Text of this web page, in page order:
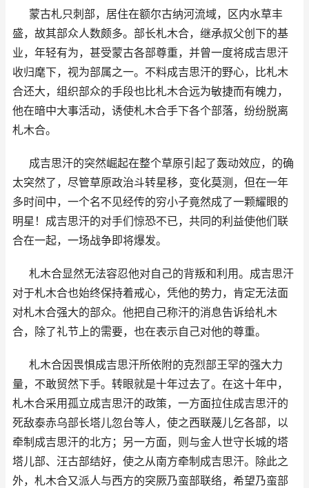
蒙古札只刺部，居住在额尔古纳河流域，区内水草丰
盛，故其部众人数颇多。部长札木合，继承叔父创下的基
业，年轻有为，甚受蒙古各部尊重，并曾一度将成吉思汗
收归麾下，视为部属之一。不料成吉思汗的野心，比札木
合还大，组织部众的手段也比札木合远为敏捷而有魄力，
他在暗中大事活动，诱使札木合手下各个部落，纷纷脱离
札木合。
成吉思汗的突然崛起在整个草原引起了轰动效应，的确
太突然了，尽管草原政治斗转星移，变化莫测，但在一年
多时间中，一个名不见经传的穷小子竟然成了一颗耀眼的
明星！成吉思汗的对手们惊恐不已，共同的利益使他们联
合在一起，一场战争即将爆发。
札木合显然无法容忍他对自己的背叛和利用。成吉思汗
对于札木合也始终保持着戒心，凭他的势力，肯定无法面
对札木合强大的部众。他把自己称汗的消息告诉给札木
合，除了礼节上的需要，也在表示自己对他的尊重。
札木合因畏惧成吉思汗所依附的克烈部王罕的强大力
量，不敢贸然下手。转眼就是十年过去了。在这十年中，
札木合采用孤立成吉思汗的政策，一方面拉住成吉思汗的
死敌泰赤乌部长塔儿忽台等人，使之西联蔑儿乞各部，以
牵制成吉思汗的北方；另一方面，则与金人世守长城的塔
塔儿部、汪古部结好，使之从南方牵制成吉思汗。除此之
外，札木合又派人与西方的突厥乃蛮部联络，希望乃蛮部